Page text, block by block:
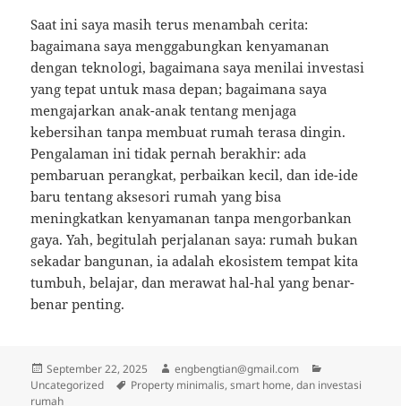
Saat ini saya masih terus menambah cerita:
bagaimana saya menggabungkan kenyamanan
dengan teknologi, bagaimana saya menilai investasi
yang tepat untuk masa depan; bagaimana saya
mengajarkan anak-anak tentang menjaga
kebersihan tanpa membuat rumah terasa dingin.
Pengalaman ini tidak pernah berakhir: ada
pembaruan perangkat, perbaikan kecil, dan ide-ide
baru tentang aksesori rumah yang bisa
meningkatkan kenyamanan tanpa mengorbankan
gaya. Yah, begitulah perjalanan saya: rumah bukan
sekadar bangunan, ia adalah ekosistem tempat kita
tumbuh, belajar, dan merawat hal-hal yang benar-
benar penting.
Posted
on
September 22, 2025 Author
engbengtian@gmail.com
Uncategorized
Tags
Property minimalis, smart home, dan investasi
rumah